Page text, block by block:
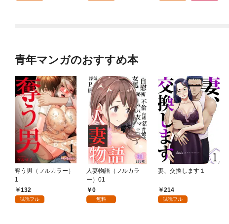
青年マンガのおすすめ本
奪う男（フルカラー）
1
132
試読フル
人妻物語（フルカラ
ー）01
0
無料
妻、交換します１
214
試読フル